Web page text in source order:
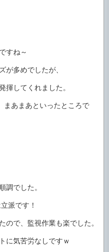
すね～
が多めでしたが、
揮してくれました。
まあまあといったところで
調でした。
派です！
ので、監視作業も楽でした。
に気苦労なしですｗ